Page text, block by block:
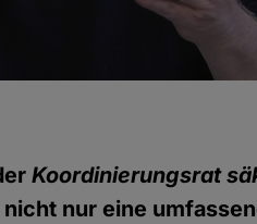
Koordinierungsrat
nur eine